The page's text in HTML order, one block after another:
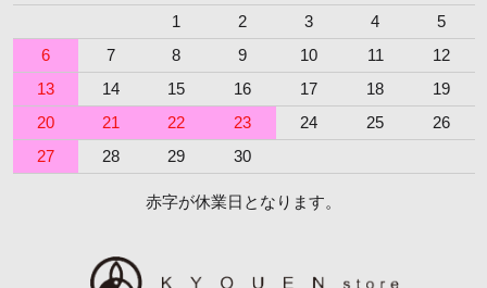
1
2 3 4
5
6
7 8 9 10 11
12
13
14 15 16 17 18
19
20
21 22 23 24 25
26
27
28 29 30
赤字が休業日となります。